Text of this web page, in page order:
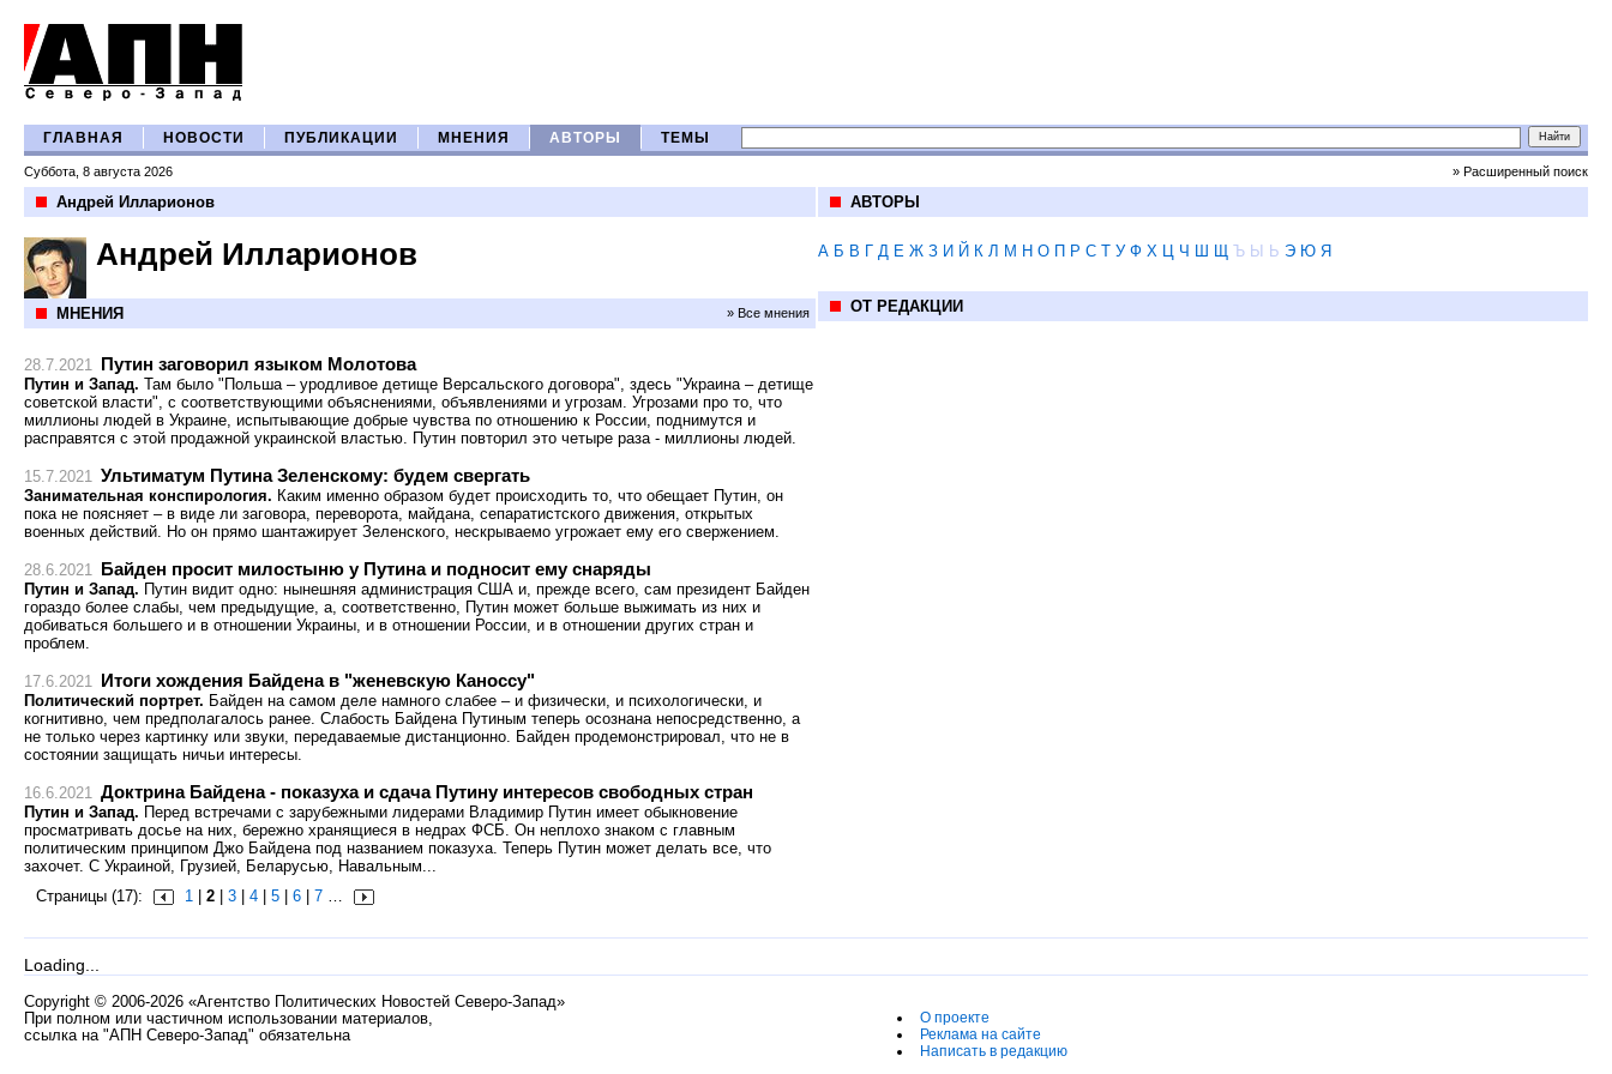
ГЛАВНАЯ НОВОСТИ ПУБЛИКАЦИИ МНЕНИЯ АВТОРЫ ТЕМЫ
Суббота, 8 августа 2026 » Расширенный поиск
Андрей Илларионов
Андрей Илларионов
МНЕНИЯ » Все мнения
28.7.2021 Путин заговорил языком Молотова
Путин и Запад. Там было "Польша – уродливое детище Версальского договора", здесь "Украина – детище
советской власти", с соответствующими объяснениями, объявлениями и угрозам. Угрозами про то, что
миллионы людей в Украине, испытывающие добрые чувства по отношению к России, поднимутся и
расправятся с этой продажной украинской властью. Путин повторил это четыре раза - миллионы людей.
15.7.2021 Ультиматум Путина Зеленскому: будем свергать
Занимательная конспирология. Каким именно образом будет происходить то, что обещает Путин, он
пока не поясняет – в виде ли заговора, переворота, майдана, сепаратистского движения, открытых
военных действий. Но он прямо шантажирует Зеленского, нескрываемо угрожает ему его свержением.
28.6.2021 Байден просит милостыню у Путина и подносит ему снаряды
Путин и Запад. Путин видит одно: нынешняя администрация США и, прежде всего, сам президент Байден
гораздо более слабы, чем предыдущие, а, соответственно, Путин может больше выжимать из них и
добиваться большего и в отношении Украины, и в отношении России, и в отношении других стран и
проблем.
17.6.2021 Итоги хождения Байдена в "женевскую Каноссу"
Политический портрет. Байден на самом деле намного слабее – и физически, и психологически, и
когнитивно, чем предполагалось ранее. Слабость Байдена Путиным теперь осознана непосредственно, а
не только через картинку или звуки, передаваемые дистанционно. Байден продемонстрировал, что не в
состоянии защищать ничьи интересы.
16.6.2021 Доктрина Байдена - показуха и сдача Путину интересов свободных стран
Путин и Запад. Перед встречами с зарубежными лидерами Владимир Путин имеет обыкновение
просматривать досье на них, бережно хранящиеся в недрах ФСБ. Он неплохо знаком с главным
политическим принципом Джо Байдена под названием показуха. Теперь Путин может делать все, что
захочет. С Украиной, Грузией, Беларусью, Навальным...
Страницы (17):
1 2 3 4 5 6 7 …
АВТОРЫ
А Б В Г Д Е Ж З И Й К Л М Н О П Р С Т У Ф Х Ц Ч Ш Щ Ъ Ы Ь Э Ю Я
ОТ РЕДАКЦИИ
Loading...
Copyright © 2006-2026 «Агентство Политических Новостей Северо-Запад»
При полном или частичном использовании материалов,
ссылка на "АПН Северо-Запад" обязательна
О проекте
Реклама на сайте
Написать в редакцию